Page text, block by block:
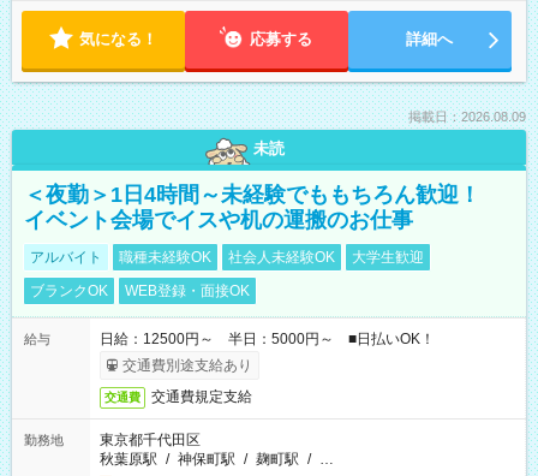
気になる！ 応募する 詳細へ
掲載日：2026.08.09
未読
＜夜勤＞1日4時間～未経験でももちろん歓迎！
イベント会場でイスや机の運搬のお仕事
アルバイト 職種未経験OK 社会人未経験OK
大学生歓迎
ブランクOK
WEB登録・面接OK
給与
日給：12500円～ 半日：5000円～ ■日払いOK！
交通費別途支給あり
交通費 交通費規定支給
勤務地
東京都千代田区
秋葉原駅 / 神保町駅 / 麹町駅 / …